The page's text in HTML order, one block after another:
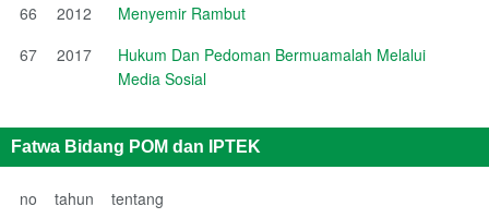
66
2012
Menyemir Rambut
67
2017
Hukum Dan Pedoman Bermuamalah Melalui
Media Sosial
Fatwa Bidang POM dan IPTEK
no tahun
tentang